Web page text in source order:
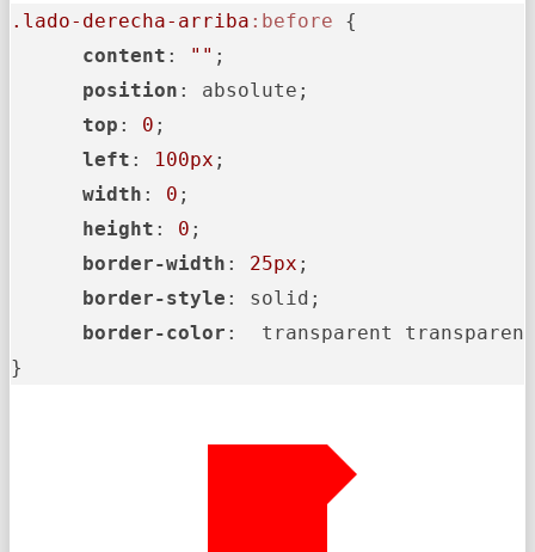
.lado-derecha-arriba :before {
content : "" ;
position : absolute;
top : 0 ;
left : 100px ;
width : 0 ;
height : 0 ;
border-width : 25px ;
border-style : solid;
border-color :  transparent
}